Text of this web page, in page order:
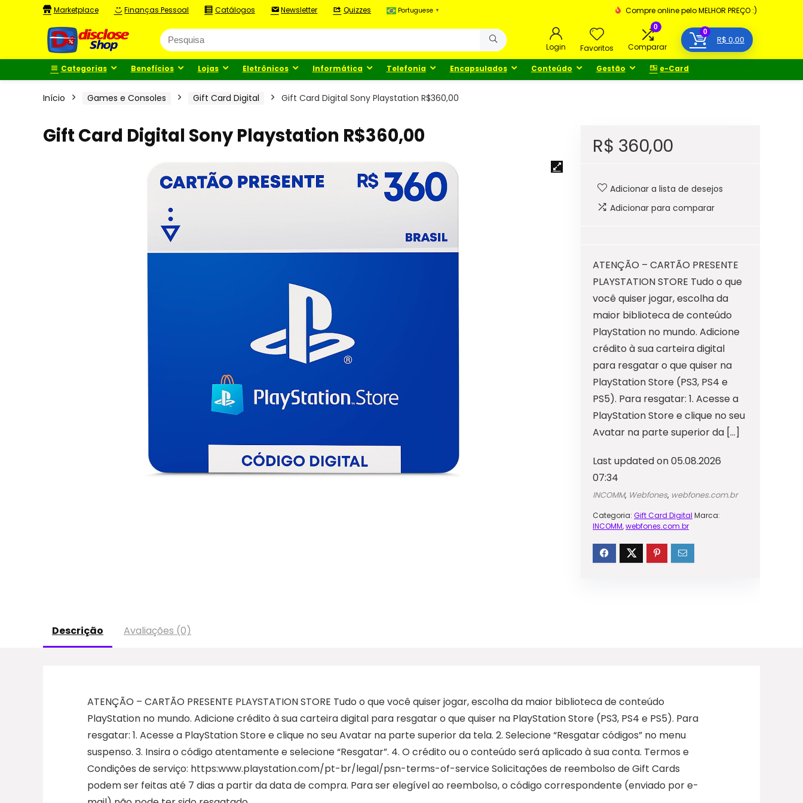
Marketplace Finanças Pessoal Catálogos Newsletter Quizzes Portuguese ▼ Compre online pelo MELHOR PREÇO :)
Login Favoritos
0
Comparar
0
R$ 0,00
Categorias Benefícios Lojas Eletrônicos Informática Telefonia Encapsulados Conteúdo Gestão e-Card
Início Games e Consoles Gift Card Digital Gift Card Digital Sony Playstation R$360,00
Gift Card Digital Sony Playstation R$360,00 R$ 360,00
Adicionar a lista de desejos
Adicionar para comparar
ATENÇÃO – CARTÃO PRESENTE
PLAYSTATION STORE Tudo o que
você quiser jogar, escolha da
maior biblioteca de conteúdo
PlayStation no mundo. Adicione
crédito à sua carteira digital
para resgatar o que quiser na
PlayStation Store (PS3, PS4 e
PS5). Para resgatar: 1. Acesse a
PlayStation Store e clique no seu
Avatar na parte superior da […]
Last updated on 05.08.2026
07:34
INCOMM, Webfones, webfones.com.br
Categoria: Gift Card Digital Marca:
INCOMM,webfones.com.br
Descrição Avaliações (0)
ATENÇÃO – CARTÃO PRESENTE PLAYSTATION STORE Tudo o que você quiser jogar, escolha da maior biblioteca de conteúdo
PlayStation no mundo. Adicione crédito à sua carteira digital para resgatar o que quiser na PlayStation Store (PS3, PS4 e PS5). Para
resgatar: 1. Acesse a PlayStation Store e clique no seu Avatar na parte superior da tela. 2. Selecione “Resgatar códigos” no menu
suspenso. 3. Insira o código atentamente e selecione “Resgatar”. 4. O crédito ou o conteúdo será aplicado à sua conta. Termos e
Condições de serviço: https:www.playstation.com/pt-br/legal/psn-terms-of-service Solicitações de reembolso de Gift Cards
podem ser feitas até 7 dias a partir da data de compra. Para ser elegível ao reembolso, o código correspondente (enviado por e-